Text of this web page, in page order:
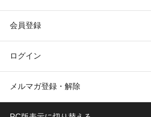
会員登録
ログイン
メルマガ登録・解除